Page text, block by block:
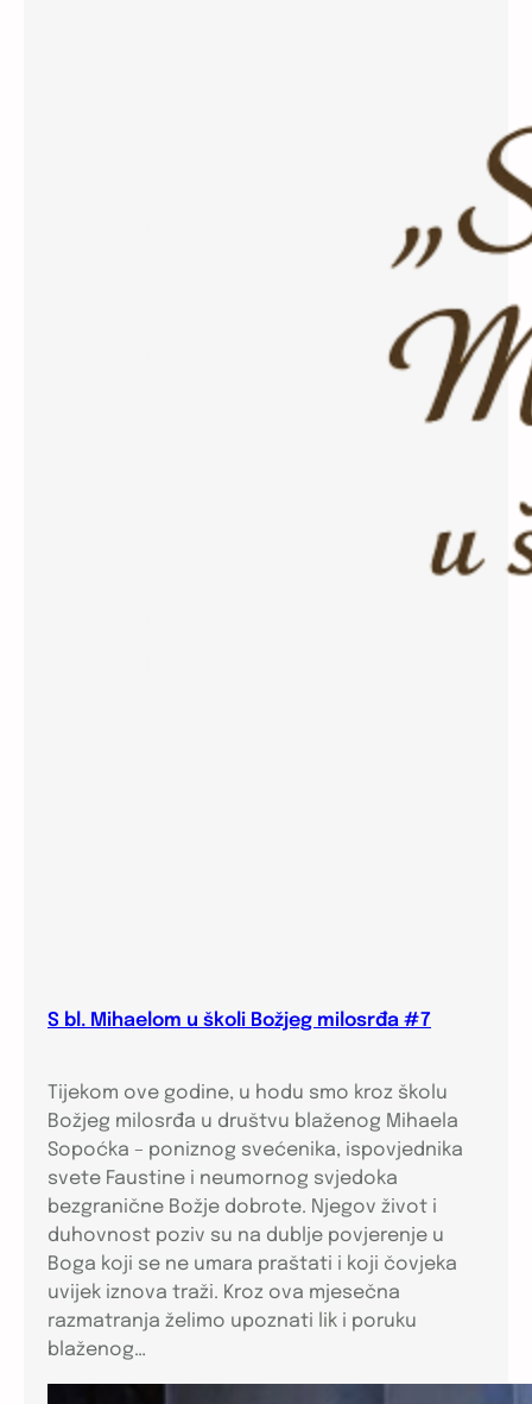
S bl. Mihaelom u školi Božjeg milosrđa #7
Tijekom ove godine, u hodu smo kroz školu
Božjeg milosrđa u društvu blaženog Mihaela
Sopoćka – poniznog svećenika, ispovjednika
svete Faustine i neumornog svjedoka
bezgranične Božje dobrote. Njegov život i
duhovnost poziv su na dublje povjerenje u
Boga koji se ne umara praštati i koji čovjeka
uvijek iznova traži. Kroz ova mjesečna
razmatranja želimo upoznati lik i poruku
blaženog…